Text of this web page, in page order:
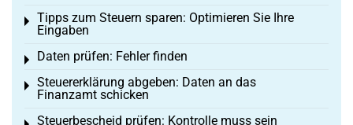
Tipps zum Steuern sparen: Optimieren Sie Ihre
Eingaben
Toggle menu
Daten prüfen: Fehler finden
Toggle menu
Steuererklärung abgeben: Daten an das
Finanzamt schicken
Toggle menu
Steuerbescheid prüfen: Kontrolle muss sein